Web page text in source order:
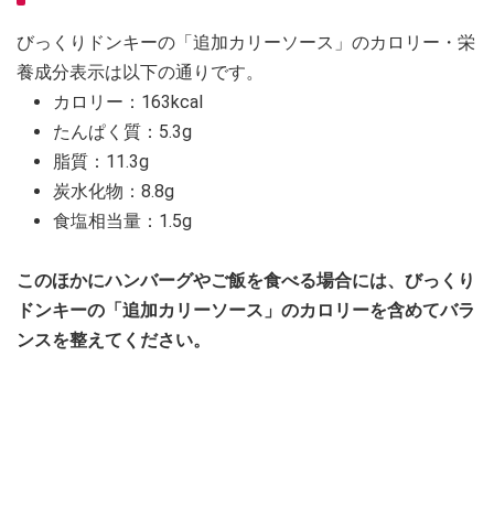
びっくりドンキーの「追加カリーソース」のカロリー・栄
養成分表示は以下の通りです。
カロリー：163kcal
たんぱく質：5.3g
脂質：11.3g
炭水化物：8.8g
食塩相当量：1.5g
このほかにハンバーグやご飯を食べる場合には、びっくり
ドンキーの「追加カリーソース」のカロリーを含めてバラ
ンスを整えてください。